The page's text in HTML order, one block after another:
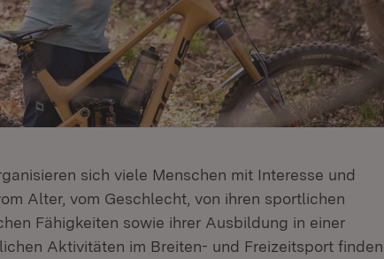
sich viele Menschen mit Interesse und
Alter, vom Geschlecht, von ihren sportlichen
Fähigkeiten sowie ihrer Ausbildung in einer
Aktivitäten im Breiten- und Freizeitsport finden